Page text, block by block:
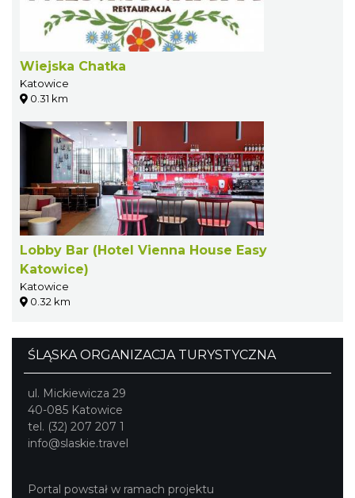
Wiejska Chatka
Katowice
0.31 km
Lobby Bar (Hotel Vienna House Easy
Katowice)
Katowice
0.32 km
ŚLĄSKA ORGANIZACJA TURYSTYCZNA
ul. Mickiewicza 29
40-085 Katowice
tel. (32) 207 207 1
info@slaskie.travel
Portal powstał w ramach projektu